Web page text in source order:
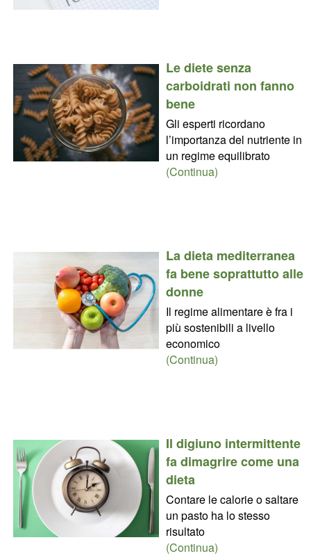
Le diete senza
carboidrati non fanno
bene
Gli esperti ricordano
l’importanza del nutriente in
un regime equilibrato
(Continua)
La dieta mediterranea
fa bene soprattutto alle
donne
Il regime alimentare è fra i
più sostenibili a livello
economico
(Continua)
Il digiuno intermittente
fa dimagrire come una
dieta
Contare le calorie o saltare
un pasto ha lo stesso
risultato
(Continua)